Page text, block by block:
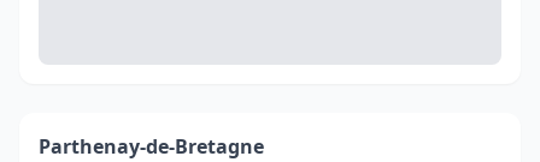
Parthenay-de-Bretagne